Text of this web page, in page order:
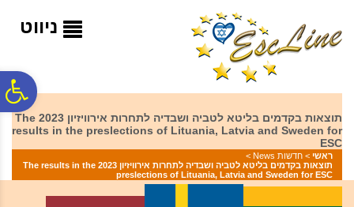
המרכזי
ניווט
תוצאות בקדמים בליטא לטביה ושבדיה לתחרות אירוויזיון 2023 The
results in the preslections of Lituania, Latvia and Sweden for
ESC
ראשי > חדשות News
>
תוצאות בקדמים בליטא לטביה ושבדיה לתחרות אירוויזיון 2023 The results in the
preslections of Lituania, Latvia and Sweden for ESC